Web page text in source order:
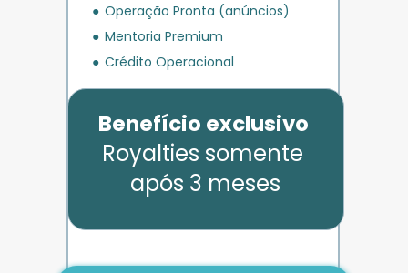
Operação Pronta (anúncios)
Mentoria Premium
Crédito Operacional
Royalties somente
após 3 meses
Benefício exclusivo